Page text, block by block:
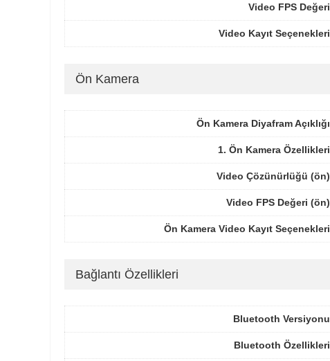
Video FPS Değeri
Video Kayıt Seçenekleri
Ön Kamera
Ön Kamera Diyafram Açıklığı
1. Ön Kamera Özellikleri
Video Çözünürlüğü (ön)
Video FPS Değeri (ön)
Ön Kamera Video Kayıt Seçenekleri
Bağlantı Özellikleri
Bluetooth Versiyonu
Bluetooth Özellikleri